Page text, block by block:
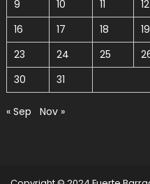
9
10 11 12
16
17 18 19
23
24 25
30
31
« Sep Nov »